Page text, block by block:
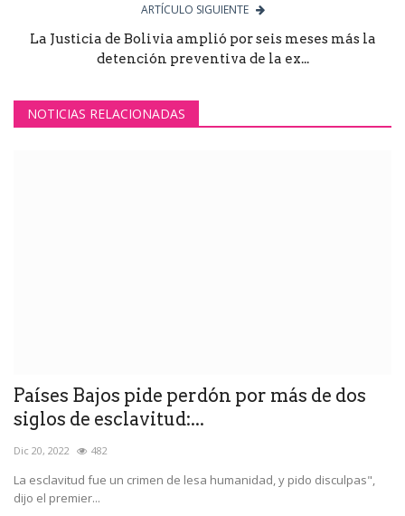
ARTÍCULO SIGUIENTE
La Justicia de Bolivia amplió por seis meses más la
detención preventiva de la ex...
NOTICIAS RELACIONADAS
Países Bajos pide perdón por más de dos
siglos de esclavitud:...
Dic 20, 2022 482
La esclavitud fue un crimen de lesa humanidad, y pido disculpas",
dijo el premier...